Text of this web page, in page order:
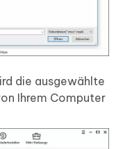
die ausgewählte
Ihrem Computer